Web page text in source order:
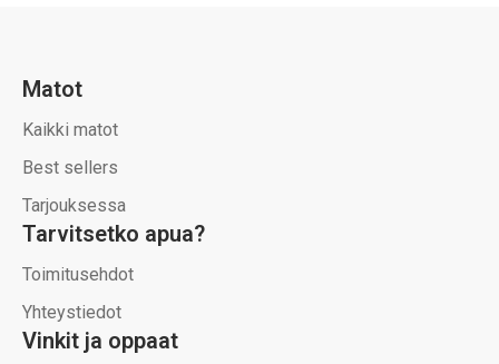
Matot
Kaikki matot
Best sellers
Tarjouksessa
Tarvitsetko apua?
Toimitusehdot
Yhteystiedot
Vinkit ja oppaat